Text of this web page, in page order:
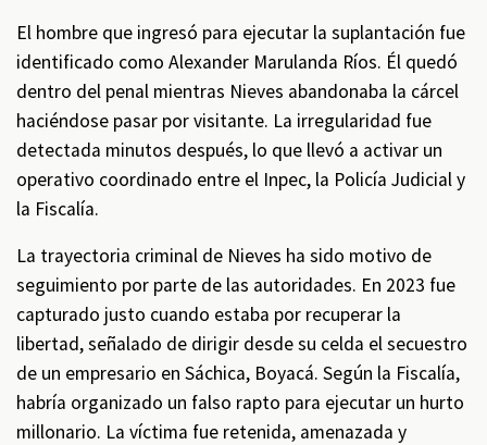
El hombre que ingresó para ejecutar la suplantación fue
identificado como Alexander Marulanda Ríos. Él quedó
dentro del penal mientras Nieves abandonaba la cárcel
haciéndose pasar por visitante. La irregularidad fue
detectada minutos después, lo que llevó a activar un
operativo coordinado entre el Inpec, la Policía Judicial y
la Fiscalía.
La trayectoria criminal de Nieves ha sido motivo de
seguimiento por parte de las autoridades. En 2023 fue
capturado justo cuando estaba por recuperar la
libertad, señalado de dirigir desde su celda el secuestro
de un empresario en Sáchica, Boyacá. Según la Fiscalía,
habría organizado un falso rapto para ejecutar un hurto
millonario. La víctima fue retenida, amenazada y